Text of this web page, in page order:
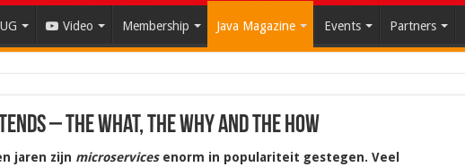
Video Membership Java Magazine Events Partners
– The what, the why and the how
jaren zijn microservicesenorm in populariteit gestegen. Veel